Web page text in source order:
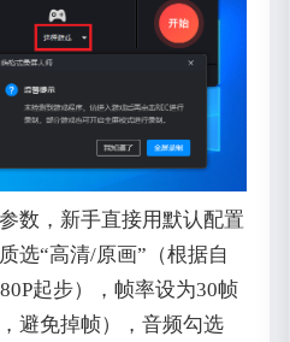
数，新手直接用默认配置
选“高清/原画”（根据自
起步），帧率设为30帧
避免掉帧），音频勾选